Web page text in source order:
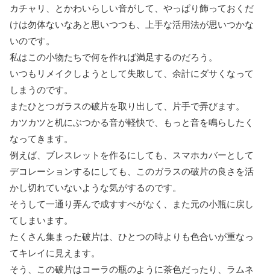
カチャリ、とかわいらしい音がして、やっぱり飾っておくだ
けは勿体ないなあと思いつつも、上手な活用法が思いつかな
いのです。
私はこの小物たちで何を作れば満足するのだろう。
いつもリメイクしようとして失敗して、余計にダサくなって
しまうのです。
またひとつガラスの破片を取り出して、片手で弄びます。
カツカツと机にぶつかる音が軽快で、もっと音を鳴らしたく
なってきます。
例えば、ブレスレットを作るにしても、スマホカバーとして
デコレーションするにしても、このガラスの破片の良さを活
かし切れていないような気がするのです。
そうして一通り弄んで成すすべがなく、また元の小瓶に戻し
てしまいます。
たくさん集まった破片は、ひとつの時よりも色合いが重なっ
てキレイに見えます。
そう、この破片はコーラの瓶のように茶色だったり、ラムネ